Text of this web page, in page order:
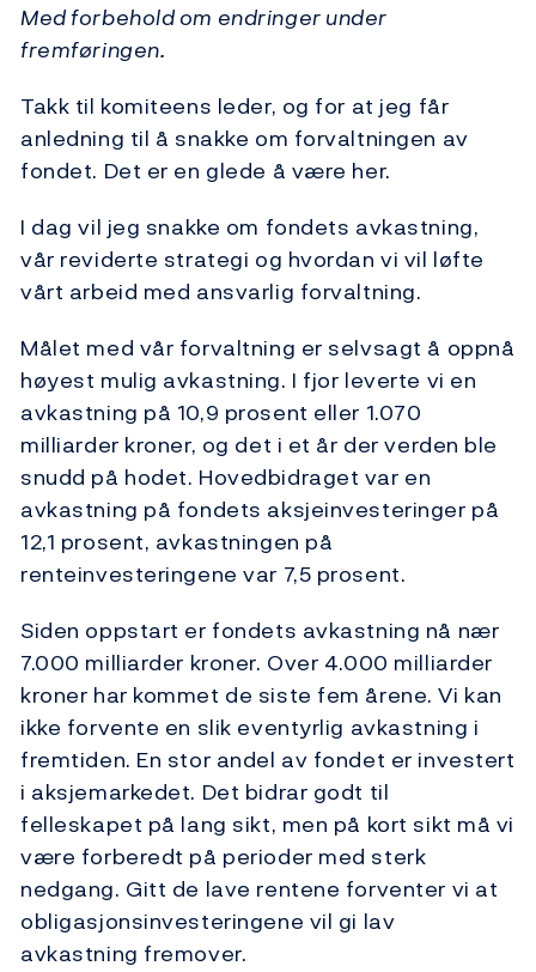
Med forbehold om endringer under
fremføringen.
Takk til komiteens leder, og for at jeg får
anledning til å snakke om forvaltningen av
fondet. Det er en glede å være her.
I dag vil jeg snakke om fondets avkastning,
vår reviderte strategi og hvordan vi vil løfte
vårt arbeid med ansvarlig forvaltning.
Målet med vår forvaltning er selvsagt å oppnå
høyest mulig avkastning. I fjor leverte vi en
avkastning på 10,9 prosent eller 1.070
milliarder kroner, og det i et år der verden ble
snudd på hodet. Hovedbidraget var en
avkastning på fondets aksjeinvesteringer på
12,1 prosent, avkastningen på
renteinvesteringene var 7,5 prosent.
Siden oppstart er fondets avkastning nå nær
7.000 milliarder kroner. Over 4.000 milliarder
kroner har kommet de siste fem årene. Vi kan
ikke forvente en slik eventyrlig avkastning i
fremtiden. En stor andel av fondet er investert
i aksjemarkedet. Det bidrar godt til
felleskapet på lang sikt, men på kort sikt må vi
være forberedt på perioder med sterk
nedgang. Gitt de lave rentene forventer vi at
obligasjonsinvesteringene vil gi lav
avkastning fremover.